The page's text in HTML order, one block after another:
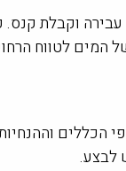
וקבלת קנס.
המים לטווח
הכללים
לבצע.